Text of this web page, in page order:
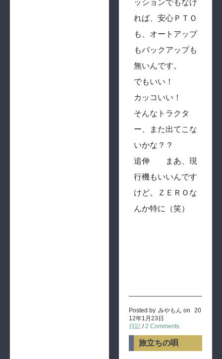
ッションでもなけ
れば、安心ＰＴＯ
も、オートアップ
もバックアップも
無いんです。
でもいい！
カッコいい！
そんなトラクタ
ー、また出てこな
いかな？？
追伸 まあ、現
行機もいいんです
けど。ＺＥＲＯな
んか特に（笑）
Posted by みやもん on
20
12年1月23日
日記 /2 Comments
旅立ちの唄